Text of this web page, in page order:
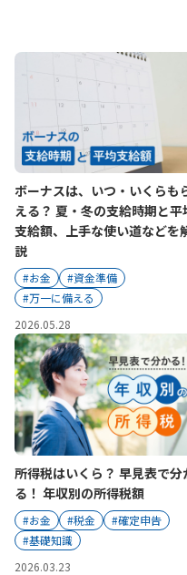
入院保険金・
お手続き一覧
きっかけ・できごと
マイページでできる
新規登録
ログイン
ご契約内容の確認
お客さまに関する情
終身保険
養老保険
定期保険
学資保険
お見積りシミュレー
資料請求
保険の探し方のポイ
保険かんたん診断
これからのライフイ
【まずはご相談くだ
ちら
法人のお客さま向け商
目的から探す
お役立ち情報
かんぽ生命の団体取
法人向け資料請求
お問い合わせ先
お役立ち情報
かんぽのLifeサポー
保険
医療
お金
子育て
ライフプラン
健康情報
かんぽ生命について
かんぽ生命について
ご挨拶
経営理念・経営戦略
会社概要
財務情報
株主・投資家のみな
日本郵政グループと
採用情報
CM・オウンドメデ
よくあるご質問
お問い合わせ
サステナビリティ
株主・投資家のみなさまへ
採用情報
English
ボーナスは、いつ・いくらも
える？ 夏・冬の支給時期と平
支給額、上手な使い道などを
説
#お金
#資金準備
#万一に備える
2026.05.28
所得税はいくら？ 早見表で分
る！ 年収別の所得税額
#お金 #税金
#確定申告
#基礎知識
2026.03.23